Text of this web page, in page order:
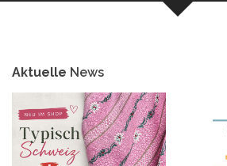
Aktuelle News